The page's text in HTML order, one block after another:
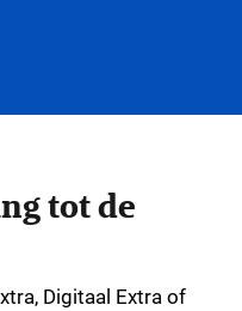
tot de
Digitaal Extra of